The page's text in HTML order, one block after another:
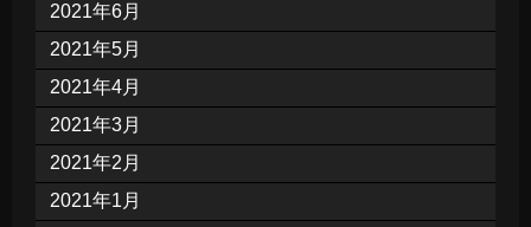
2021年6月
2021年5月
2021年4月
2021年3月
2021年2月
2021年1月